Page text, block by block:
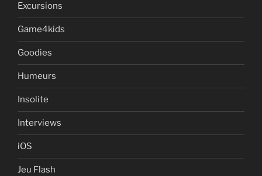
Excursions
Game4kids
Goodies
Humeurs
Insolite
Interviews
iOS
Jeu Flash